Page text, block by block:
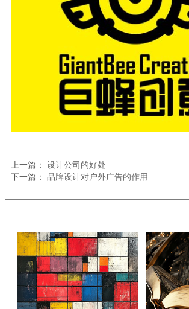
上一篇： 设计公司的好处
下一篇： 品牌设计对户外广告的作用